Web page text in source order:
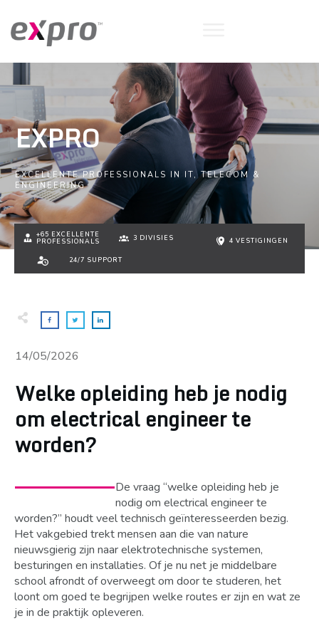
EXPRO
EXCELLENTE PROFESSIONALS IN IT, TELECOM &
ENGINEERING
+65 EXCELLENTE
PROFESSIONALS
3 DIVISIES 4 VESTIGINGEN
24/7 SUPPORT
14/05/2026
Welke opleiding heb je nodig
om electrical engineer te
worden?
De vraag “welke opleiding heb je
nodig om electrical engineer te
worden?” houdt veel technisch geïnteresseerden bezig.
Het vakgebied trekt mensen aan die van nature
nieuwsgierig zijn naar elektrotechnische systemen,
besturingen en installaties. Of je nu net je middelbare
school afrondt of overweegt om door te studeren, het
loont om goed te begrijpen welke routes er zijn en wat ze
je in de praktijk opleveren.